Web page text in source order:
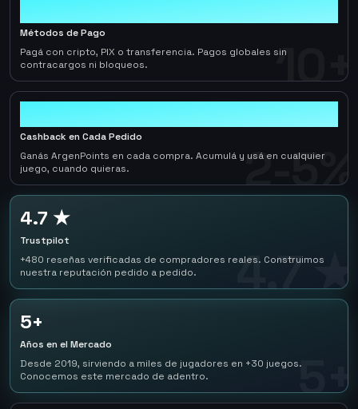
10+
Métodos de Pago
Pagá con cripto, PIX o transferencia. Pagos globales sin
contracargos ni bloqueos.
2-5%
Cashback en Cada Pedido
Ganás ArgenPoints en cada compra. Acumulá y usá en cualquier
juego, cuando quieras.
4.7 ★
4.7 ★
Trustpilot
+480 reseñas verificadas de compradores reales. Construimos
nuestra reputación pedido a pedido.
5+
5+
Años en el Mercado
Desde 2019, sirviendo a miles de jugadores en +30 juegos.
Conocemos este mercado de adentro.